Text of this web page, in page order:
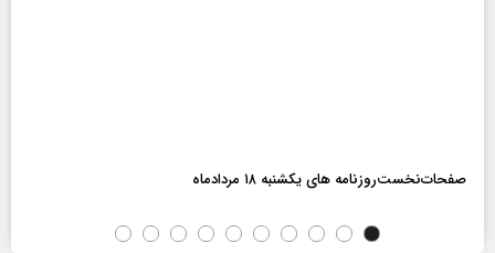
صفحات‌نخست‌روزنامه ها‌ی یکشنبه ۱۸ مردادماه